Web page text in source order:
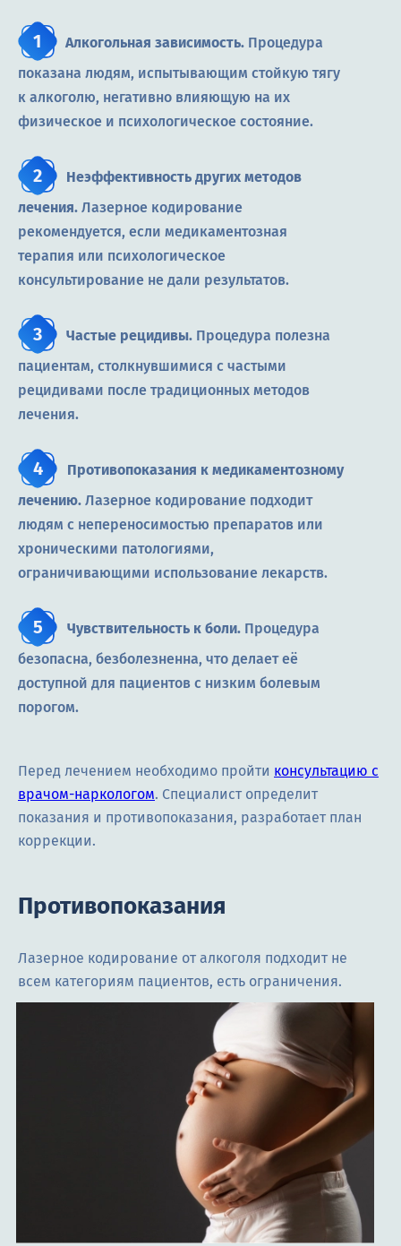
Алкогольная зависимость. Процедура
показана людям, испытывающим стойкую тягу
к алкоголю, негативно влияющую на их
физическое и психологическое состояние.
Неэффективность других методов
лечения. Лазерное кодирование
рекомендуется, если медикаментозная
терапия или психологическое
консультирование не дали результатов.
Частые рецидивы. Процедура полезна
пациентам, столкнувшимися с частыми
рецидивами после традиционных методов
лечения.
Противопоказания к медикаментозному
лечению. Лазерное кодирование подходит
людям с непереносимостью препаратов или
хроническими патологиями,
ограничивающими использование лекарств.
Чувствительность к боли. Процедура
безопасна, безболезненна, что делает её
доступной для пациентов с низким болевым
порогом.
Перед лечением необходимо пройти консультацию с
врачом-наркологом. Специалист определит
показания и противопоказания, разработает план
коррекции.
Противопоказания
Лазерное кодирование от алкоголя подходит не
всем категориям пациентов, есть ограничения.